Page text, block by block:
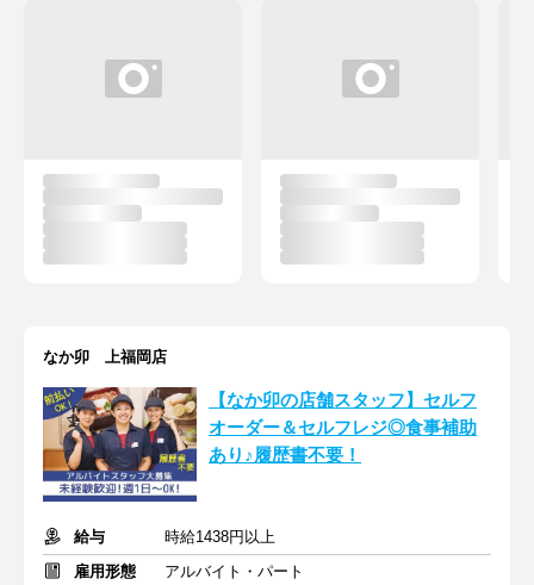
なか卯 上福岡店
【なか卯の店舗スタッフ】セルフ
オーダー＆セルフレジ◎食事補助
あり♪履歴書不要！
給与
時給1438円以上
雇用形態
アルバイト・パート